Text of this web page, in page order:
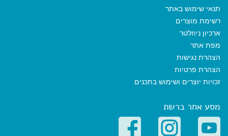
תנאי שימוש באתר
רשימת מוצרים
ארכיון ניוזלטר
מפת אתר
הצהרת נגישות
הצהרת פרטיות
זכויות יוצרים ושימוש בתכנים
מסע אחר ברשת